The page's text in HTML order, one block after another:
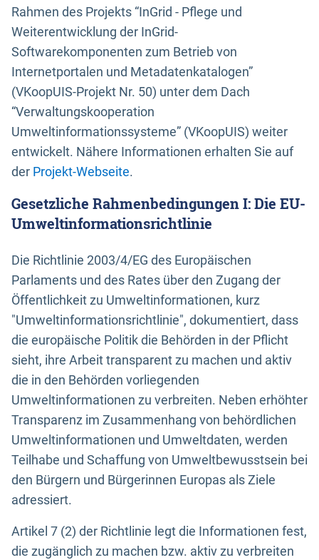
Rahmen des Projekts “InGrid - Pflege und
Weiterentwicklung der InGrid-
Softwarekomponenten zum Betrieb von
Internetportalen und Metadatenkatalogen”
(VKoopUIS-Projekt Nr. 50) unter dem Dach
“Verwaltungskooperation
Umweltinformationssysteme” (VKoopUIS) weiter
entwickelt. Nähere Informationen erhalten Sie auf
der Projekt-Webseite.
Gesetzliche Rahmenbedingungen I: Die EU-
Umweltinformationsrichtlinie
Die Richtlinie 2003/4/EG des Europäischen
Parlaments und des Rates über den Zugang der
Öffentlichkeit zu Umweltinformationen, kurz
"Umweltinformationsrichtlinie", dokumentiert, dass
die europäische Politik die Behörden in der Pflicht
sieht, ihre Arbeit transparent zu machen und aktiv
die in den Behörden vorliegenden
Umweltinformationen zu verbreiten. Neben erhöhter
Transparenz im Zusammenhang von behördlichen
Umweltinformationen und Umweltdaten, werden
Teilhabe und Schaffung von Umweltbewusstsein bei
den Bürgern und Bürgerinnen Europas als Ziele
adressiert.
Artikel 7 (2) der Richtlinie legt die Informationen fest,
die zugänglich zu machen bzw. aktiv zu verbreiten